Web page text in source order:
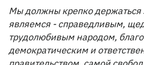
Мы должны крепко держаться
являемся - справедливым,
трудолюбивым народом,
демократическим и